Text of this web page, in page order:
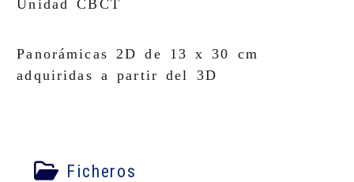
Unidad CBCT
Panorámicas 2D de 13 x 30 cm
adquiridas a partir del 3D
Ficheros